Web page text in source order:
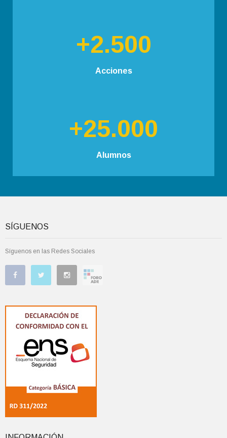
+2.500
Acciones
+25.000
Alumnos
SÍGUENOS
Síguenos en las Redes Sociales